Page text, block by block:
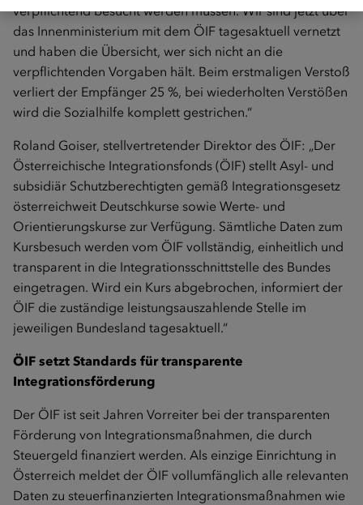
verpflichtend besucht werden müssen. Wir sind jetzt über
das Innenministerium mit dem ÖIF tagesaktuell vernetzt
und haben die Übersicht, wer sich nicht an die
verpflichtenden Vorgaben hält. Beim erstmaligen Verstoß
verliert der Empfänger 25 %, bei wiederholten Verstößen
wird die Sozialhilfe komplett gestrichen.“
Roland Goiser, stellvertretender Direktor des ÖIF: „Der
Österreichische Integrationsfonds (ÖIF) stellt Asyl- und
subsidiär Schutzberechtigten gemäß Integrationsgesetz
österreichweit Deutschkurse sowie Werte- und
Orientierungskurse zur Verfügung. Sämtliche Daten zum
Kursbesuch werden vom ÖIF vollständig, einheitlich und
transparent in die Integrationsschnittstelle des Bundes
eingetragen. Wird ein Kurs abgebrochen, informiert der
ÖIF die zuständige leistungs­auszahlende Stelle im
jeweiligen Bundesland tagesaktuell.“
ÖIF setzt Standards für transparente
Integrationsförderung
Der ÖIF ist seit Jahren Vorreiter bei der transparenten
Förderung von Integrationsmaßnahmen, die durch
Steuergeld finanziert werden. Als einzige Einrichtung in
Österreich meldet der ÖIF vollumfänglich alle relevanten
Daten zu steuerfinanzierten Integrationsmaßnahmen wie